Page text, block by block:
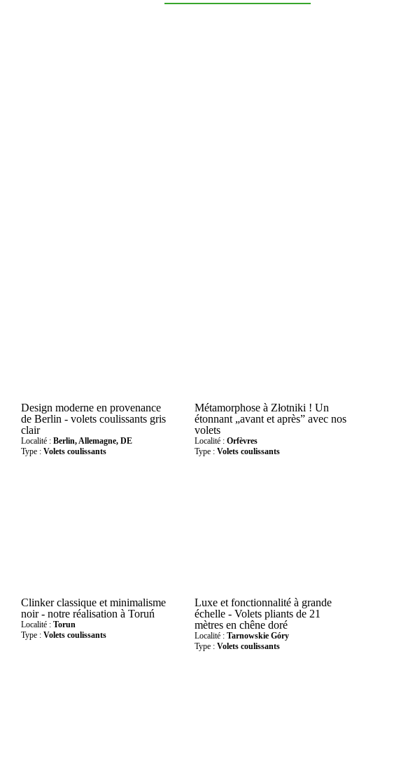
Design moderne en provenance
de Berlin - volets coulissants gris
clair
Localité : Berlin, Allemagne, DE
Type : Volets coulissants
Métamorphose à Złotniki ! Un
étonnant „avant et après” avec nos
volets
Localité : Orfèvres
Type : Volets coulissants
Clinker classique et minimalisme
noir - notre réalisation à Toruń
Localité : Torun
Type : Volets coulissants
Luxe et fonctionnalité à grande
échelle - Volets pliants de 21
mètres en chêne doré
Localité : Tarnowskie Góry
Type : Volets coulissants